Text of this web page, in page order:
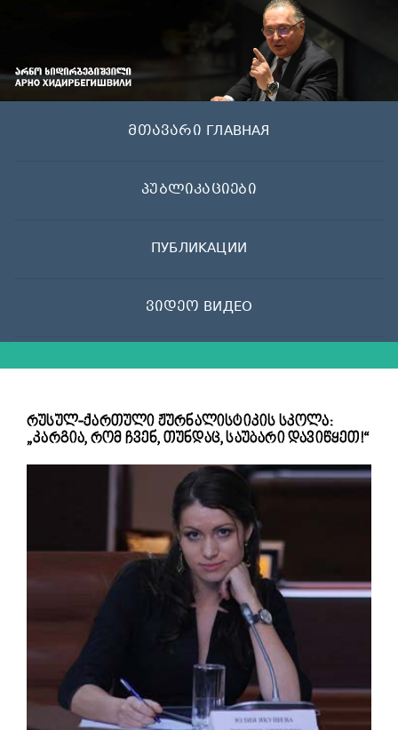
მთავარი ГЛАВНАЯ
პუბლიკაციები
ПУБЛИКАЦИИ
ვიდეო ВИДЕО
რუსულ-ქართული ჟურნალისტიკის სკოლა:
„კარგია, რომ ჩვენ, თუნდაც, საუბარი დავიწყეთ!“